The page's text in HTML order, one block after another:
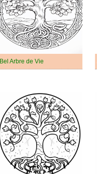
Bel Arbre de Vie